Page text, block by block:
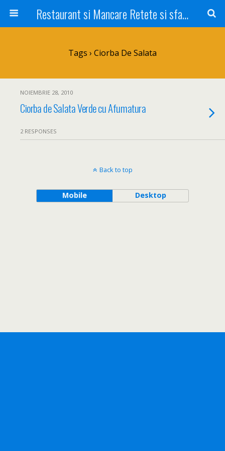
Restaurant si Mancare Retete si sfaturi Picant bun si rapid
Tags › Ciorba De Salata
NOIEMBRIE 28, 2010
Ciorba de Salata Verde cu Afumatura
2 RESPONSES
Back to top
Mobile Desktop